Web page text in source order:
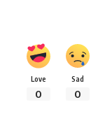
Love
0
Sad
0